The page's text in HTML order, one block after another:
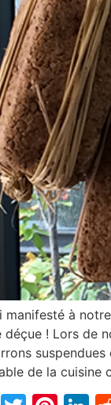
manifesté à
déçue ! Lors de
de la cuisine